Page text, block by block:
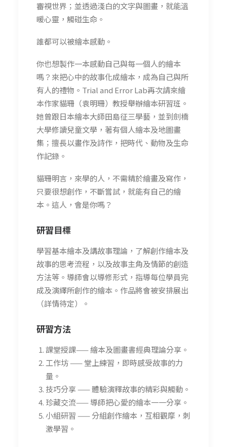
審視世界；並透過淺白的文字與圖畫，就能溫
暖心靈，觸碰生命。
誰都可以被繪本感動。
你也想製作一本感動自己與每一個人的繪本
嗎？來把心中的故事化成繪本，成為自己與所
有人的禮物。Trial and Error Lab再次請來繪
本作家貓珊（袁明珊）教授舉辦繪本研習班。
她曾跟日本繪本大師田島征三學藝，並到劍橋
大學修讀兒童文學，著有個人繪本及地圖畫
集；擅長以畫作及詩作，把時代、動物及生命
作記錄。
貓珊明言，來學的人，不需精於繪畫及寫作，
只要很想創作，不斷嘗試，就能有自己的繪
本。這人，會是你嗎？
研習目標
學習基本繪本及講故事理論，了解創作繪本及
故事的思考流程，以及故事主角及情節的創造
方法等。導師會以導修形式，指導每位學員完
成及演繹所創作的繪本。作品將會被安排展出
（詳情待定）。
研習方法
課堂授課—— 繪本及圖畫書經典理論分享。
工作坊 —— 堂上練習，即時感受故事的力
量。
技巧分享 —— 體驗演釋故事的精彩與觸動。
珍藏交流—— 導師把心愛的繪本一一分享。
小組研習 —— 分組創作繪本，互相觀摩，刺
激學習。